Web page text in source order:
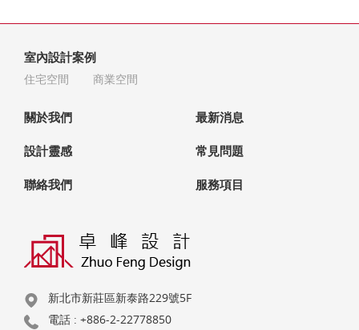
室內設計案例
住宅空間 商業空間
關於我們 最新消息
設計靈感 常見問題
聯絡我們 服務項目
新北市新莊區新泰路229號5F
電話 : +886-2-22778850